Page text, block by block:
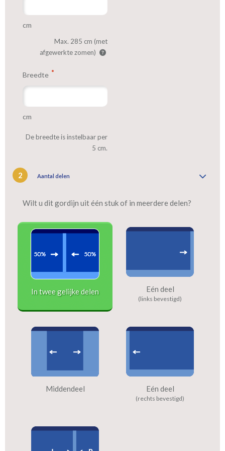
cm
Max. 285 cm (met
afgewerkte zomen)
Breedte
cm
De breedte is instelbaar per
5 cm.
2 Aantal delen
Wilt u dit gordijn uit één stuk of in meerdere delen?
In twee gelijke delen Eén deel
(links bevestigd)
Middendeel Eén deel
(rechts bevestigd)